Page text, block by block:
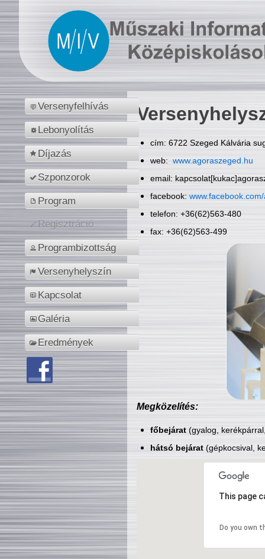
Versenyfelhívás
Lebonyolítás
Díjazás
Szponzorok
Program
Regisztráció
Programbizottság
Versenyhelyszín
Kapcsolat
Galéria
Eredmények
cím: 6722 Szeged Kálvária
web: www.agoraszeged.hu
email:
facebook:
telefon: +36(62)563-480
fax: +36(62)563-499
Megközelítés:
főbejárat(gyalog,
hátsó bejárat(gépkocsival,
This page
Do you own